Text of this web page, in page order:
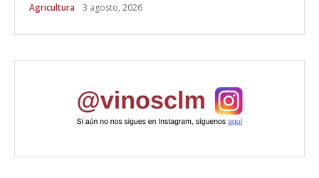
Agricultura 3 agosto, 2026